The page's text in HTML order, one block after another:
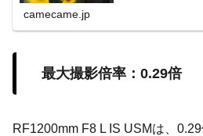
camecame.jp
最大撮影倍率：0.29倍
RF1200mm F8 L IS USMは、